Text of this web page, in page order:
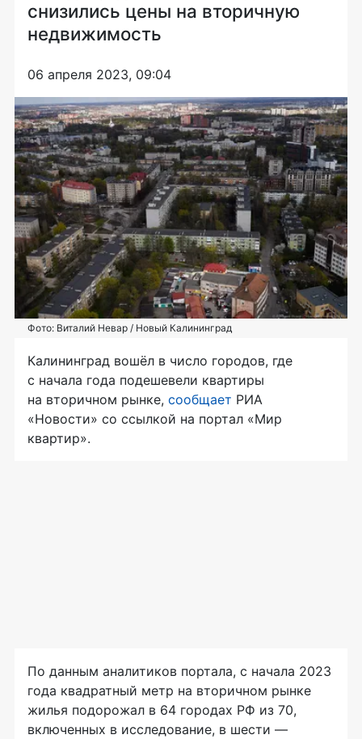
снизились цены на вторичную
недвижимость
06 апреля 2023, 09:04
Фото: Виталий Невар / Новый Калининград
Калининград вошёл в число городов, где
с начала года подешевели квартиры
на вторичном рынке, сообщает РИА
«Новости» со ссылкой на портал «Мир
квартир».
По данным аналитиков портала, с начала 2023
года квадратный метр на вторичном рынке
жилья подорожал в 64 городах РФ из 70,
включенных в исследование, в шести —